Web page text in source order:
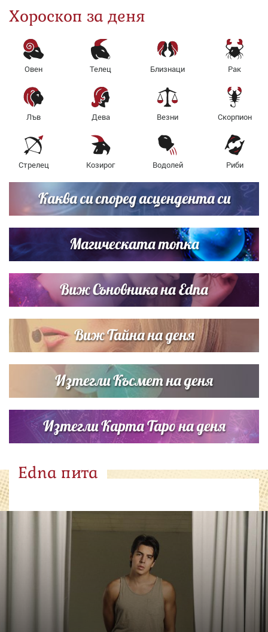
Хороскоп за деня
Овен Телец Близнаци Рак
Лъв Дева Везни Скорпион
Стрелец Козирог Водолей Риби
Каква си според асцендента си
Магическата топка
Виж Съновника на Edna
Виж Тайна на деня
Изтегли Късмет на деня
Изтегли Карта Таро на деня
Edna пита